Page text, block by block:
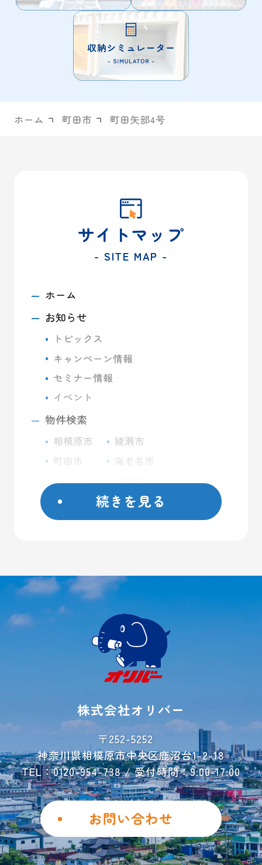
ホーム 町田市 町田矢部4号
サイトマップ
- SITE MAP -
ホーム
お知らせ
トピックス
キャンペーン情報
セミナー情報
イベント
物件検索
相模原市
町田市
八王子市
座間市
日野市
厚木市
綾瀬市
海老名市
川崎市
藤沢市
屋外コンテナ
大型ガレージ
初めての方へ
よくあるご質問
お荷物運搬サービス
お問い合わせ
ご解約フォーム
個人情報保護方針
勧誘方針
Instagram
続きを見る
株式会社オリバー
〒252-5252
神奈川県相模原市中央区鹿沼台1-2-18
TEL：0120-954-738 / 受付時間：9:00-17:00
お問い合わせ